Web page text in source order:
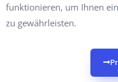
funktionieren, um Ihnen
zu gewährleisten.